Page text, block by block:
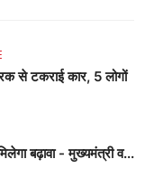
से टकराई कार, 5 लोगों
बढ़ावा - मुख्यमंत्री व...